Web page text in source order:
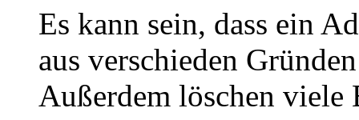
Es kann sein, dass ein
aus verschieden
Außerdem löschen viele